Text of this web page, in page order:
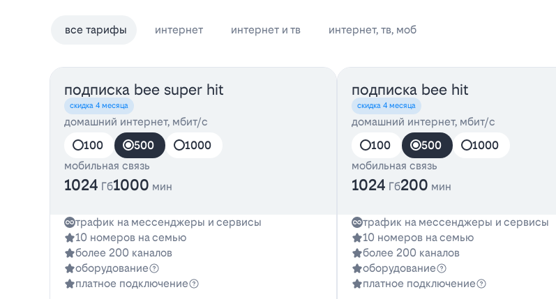
все тарифы интернет интернет и тв интернет, тв, моб
подписка bee super hit
скидка 4 месяца
домашний интернет, мбит/с
100
500
1000
мобильная связь
1024 Гб1000 мин
трафик на мессенджеры и сервисы
10 номеров на семью
более 200 каналов
оборудование
платное подключение
подписка bee hit
скидка 4 месяца
домашний интернет, мбит/с
100
500
1000
мобильная связь
1024 Гб200 мин
трафик на мессенджеры и сервисы
10 номеров на семью
более 200 каналов
оборудование
платное подключение